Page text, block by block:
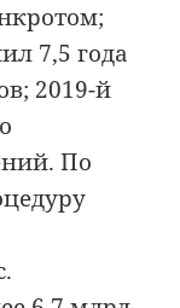
7,5 года
2019-й
По